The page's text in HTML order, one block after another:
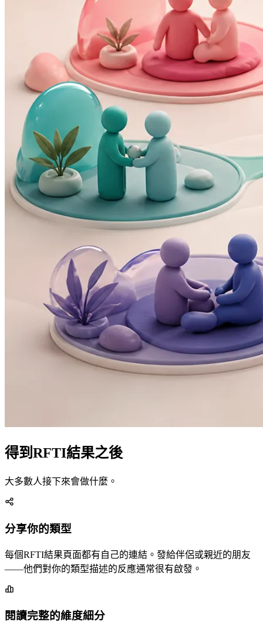
得到RFTI結果之後
大多數人接下來會做什麼。
分享你的類型
每個RFTI結果頁面都有自己的連結。發給伴侶或親近的朋友
——他們對你的類型描述的反應通常很有啟發。
閱讀完整的維度細分